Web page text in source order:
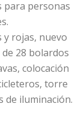
para personas
y rojas, nuevo
28 bolardos
colocación
torre
de iluminación.